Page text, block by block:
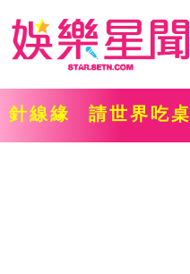
針線緣 請世界吃桌